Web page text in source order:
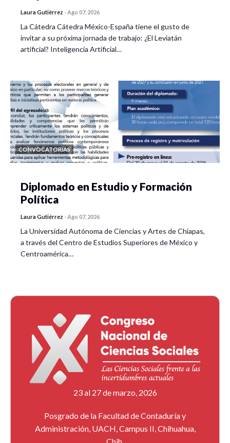
Laura Gutiérrez -Ago 07, 2026
La Cátedra Cátedra México-España tiene el gusto de
invitar a su próxima jornada de trabajo: ¿El Leviatán
artificial? Inteligencia Artificial…
CONVOCATORIAS
Diplomado en Estudio y Formación
Política
Laura Gutiérrez -Ago 07, 2026
La Universidad Autónoma de Ciencias y Artes de Chiapas,
a través del Centro de Estudios Superiores de México y
Centroamérica…
23 al 27 de marzo, 2026
Posgrado de la Facultad de Contaduría y
Administración, UACH, Campus II, Chihuahua,